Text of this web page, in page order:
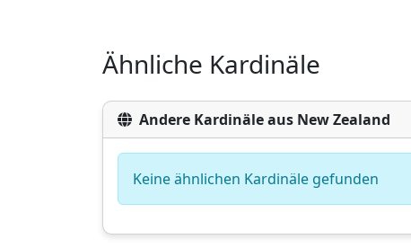
Ähnliche Kardinäle
Andere Kardinäle aus New Zealand
Keine ähnlichen Kardinäle gefunden